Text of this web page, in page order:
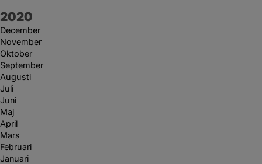
År:
2020
December
November
Oktober
September
Augusti
Juli
Juni
Maj
April
Mars
Februari
Januari